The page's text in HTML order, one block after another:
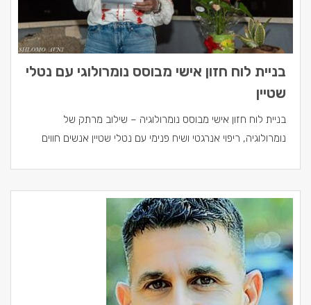
בניית לוח חזון אישי מבוסס נומרולוגי עם נטלי
שטיין
בניית לוח חזון אישי מבוסס נומרולוגיה – שילוב מרתק של
נומרולוגיה, ריפוי אנרגטי ושיח פנימי עם נטלי שטיין אנשים חווים